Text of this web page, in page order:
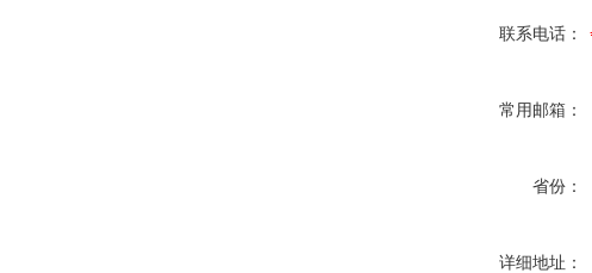
联系电话：
常用邮箱：
省份：
详细地址：